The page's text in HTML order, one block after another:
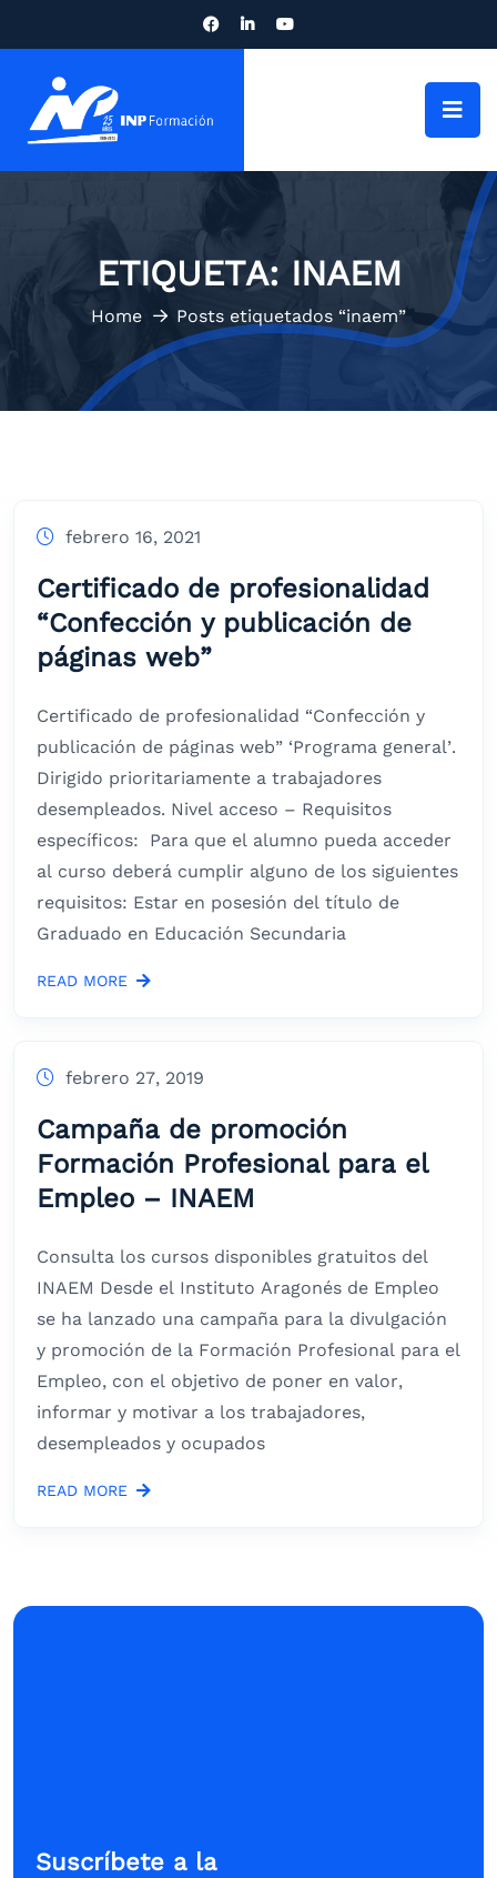
ETIQUETA: INAEM
Home Posts etiquetados “inaem”
febrero 16, 2021
Certificado de profesionalidad
“Confección y publicación de
páginas web”
Certificado de profesionalidad “Confección y
publicación de páginas web” ‘Programa general’.
Dirigido prioritariamente a trabajadores
desempleados. Nivel acceso – Requisitos
específicos: Para que el alumno pueda acceder
al curso deberá cumplir alguno de los siguientes
requisitos: Estar en posesión del título de
Graduado en Educación Secundaria
READ MORE
febrero 27, 2019
Campaña de promoción
Formación Profesional para el
Empleo – INAEM
Consulta los cursos disponibles gratuitos del
INAEM Desde el Instituto Aragonés de Empleo
se ha lanzado una campaña para la divulgación
y promoción de la Formación Profesional para el
Empleo, con el objetivo de poner en valor,
informar y motivar a los trabajadores,
desempleados y ocupados
READ MORE
Suscríbete a la